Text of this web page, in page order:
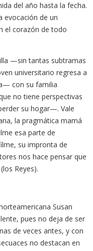
del año hasta la fecha.
evocación de un
el corazón de todo
—sin tantas subtramas
universitario regresa a
con su familia
no tiene perspectivas
su hogar—. Vale
la pragmática mamá
esa parte de
su impronta de
nos hace pensar que
Reyes).
Susan
pues no deja de ser
de veces antes, y con
no destacan en